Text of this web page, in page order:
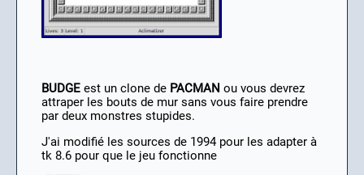
BUDGE est un clone de PACMAN ou vous devrez
attraper les bouts de mur sans vous faire prendre
par deux monstres stupides.
J'ai modifié les sources de 1994 pour les adapter à
tk 8.6 pour que le jeu fonctionne